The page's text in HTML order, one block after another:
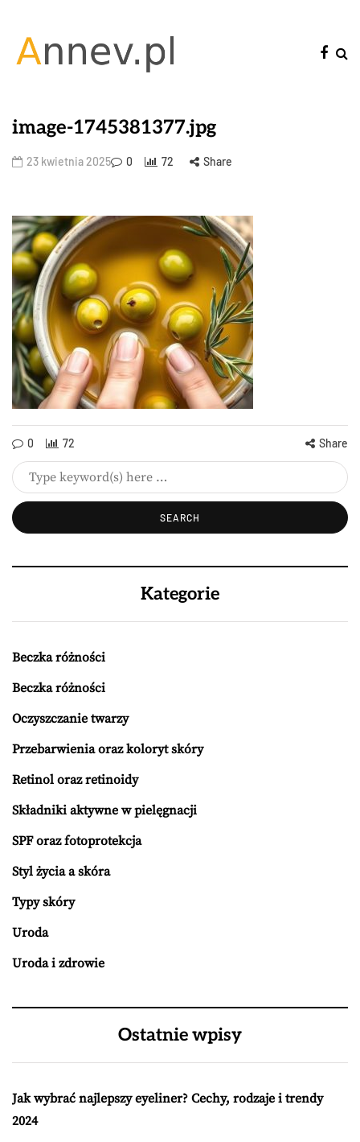
image-1745381377.jpg
23 kwietnia 2025 0 72 Share
0 72 Share
Kategorie
Beczka różności
Beczka różności
Oczyszczanie twarzy
Przebarwienia oraz koloryt skóry
Retinol oraz retinoidy
Składniki aktywne w pielęgnacji
SPF oraz fotoprotekcja
Styl życia a skóra
Typy skóry
Uroda
Uroda i zdrowie
Ostatnie wpisy
Jak wybrać najlepszy eyeliner? Cechy, rodzaje i trendy
2024